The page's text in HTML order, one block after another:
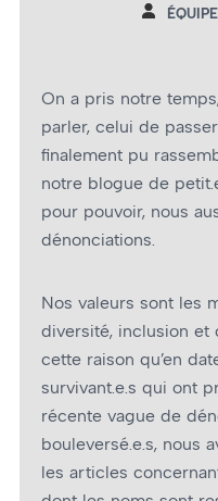
On a pris notre
parler, celui de
finalement pu
notre blogue de
pour pouvoir, nous
dénonciations.
Nos valeurs sont les
diversité, inclusion et
cette raison qu’en
survivant.e.s qui ont
récente vague de
bouleversé.e.s, nous
les articles